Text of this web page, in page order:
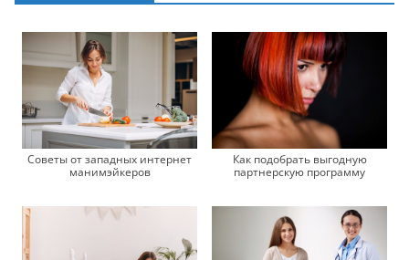
Советы от западных интернет
манимэйкеров
Как подобрать выгодную
партнерскую программу